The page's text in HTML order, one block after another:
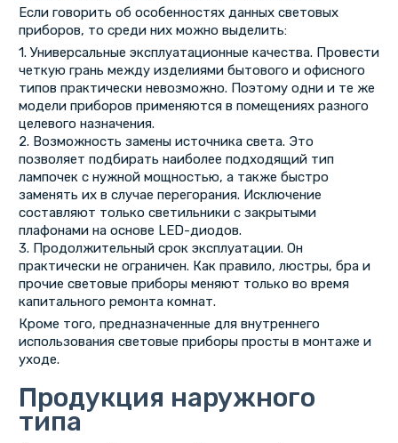
Если говорить об особенностях данных световых
приборов, то среди них можно выделить:
1. Универсальные эксплуатационные качества. Провести
четкую грань между изделиями бытового и офисного
типов практически невозможно. Поэтому одни и те же
модели приборов применяются в помещениях разного
целевого назначения.
2. Возможность замены источника света. Это
позволяет подбирать наиболее подходящий тип
лампочек с нужной мощностью, а также быстро
заменять их в случае перегорания. Исключение
составляют только светильники с закрытыми
плафонами на основе LED-диодов.
3. Продолжительный срок эксплуатации. Он
практически не ограничен. Как правило, люстры, бра и
прочие световые приборы меняют только во время
капитального ремонта комнат.
Кроме того, предназначенные для внутреннего
использования световые приборы просты в монтаже и
уходе.
Продукция наружного
типа